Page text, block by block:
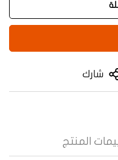
شارك
المنتج
Are you